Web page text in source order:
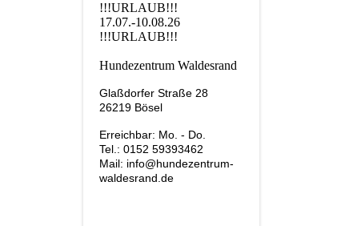
!!!URLAUB!!!
17.07.-10.08.26
!!!URLAUB!!!
Hundezentrum Waldesrand
Glaßdorfer Straße 28
26219 Bösel
Erreichbar: Mo. - Do.
Tel.: 0152 59393462
Mail: info@hundezentrum-
waldesrand.de